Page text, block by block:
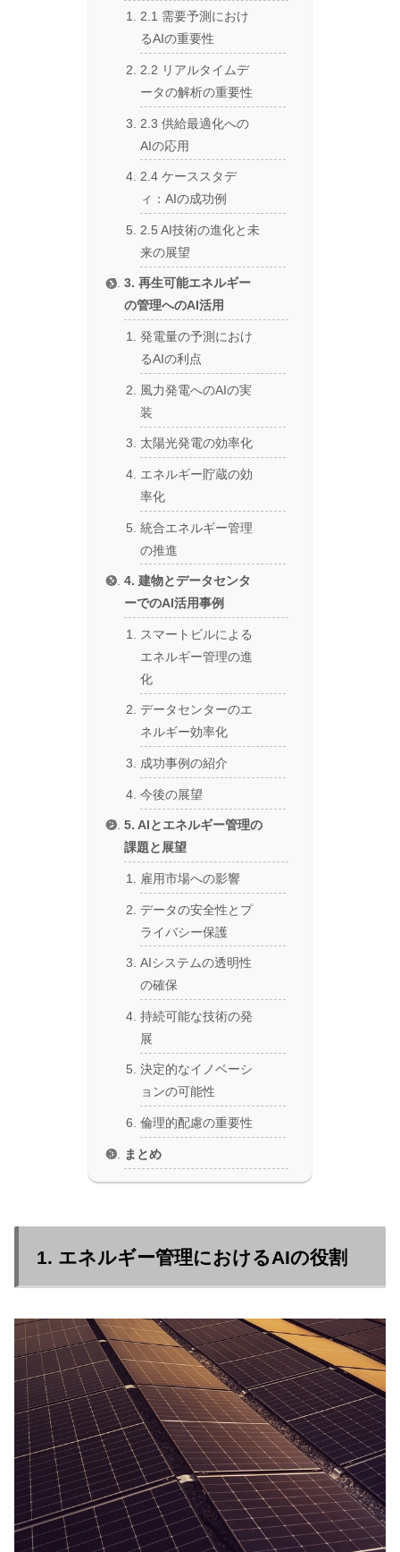
2.1 需要予測におけ
るAIの重要性
2.2 リアルタイムデ
ータの解析の重要性
2.3 供給最適化への
AIの応用
2.4 ケーススタデ
ィ：AIの成功例
2.5 AI技術の進化と未
来の展望
3. 再生可能エネルギー
の管理へのAI活用
発電量の予測におけ
るAIの利点
風力発電へのAIの実
装
太陽光発電の効率化
エネルギー貯蔵の効
率化
統合エネルギー管理
の推進
4. 建物とデータセンタ
ーでのAI活用事例
スマートビルによる
エネルギー管理の進
化
データセンターのエ
ネルギー効率化
成功事例の紹介
今後の展望
5. AIとエネルギー管理の
課題と展望
雇用市場への影響
データの安全性とプ
ライバシー保護
AIシステムの透明性
の確保
持続可能な技術の発
展
決定的なイノベーシ
ョンの可能性
倫理的配慮の重要性
まとめ
1. エネルギー管理におけるAIの役割